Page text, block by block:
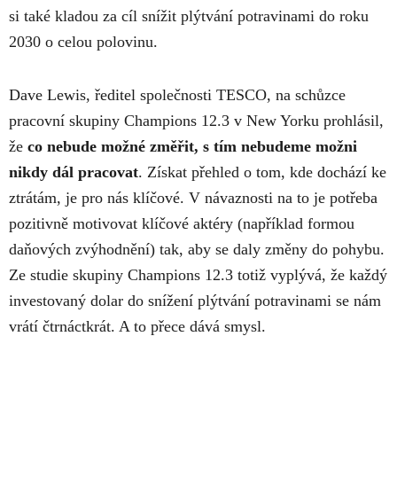
si také kladou za cíl snížit plýtvání potravinami do roku
2030 o celou polovinu.
Dave Lewis, ředitel společnosti TESCO, na schůzce
pracovní skupiny Champions 12.3 v New Yorku prohlásil,
že co nebude možné změřit, s tím nebudeme možni
nikdy dál pracovat. Získat přehled o tom, kde dochází ke
ztrátám, je pro nás klíčové. V návaznosti na to je potřeba
pozitivně motivovat klíčové aktéry (například formou
daňových zvýhodnění) tak, aby se daly změny do pohybu.
Ze studie skupiny Champions 12.3 totiž vyplývá, že každý
investovaný dolar do snížení plýtvání potravinami se nám
vrátí čtrnáctkrát. A to přece dává smysl.